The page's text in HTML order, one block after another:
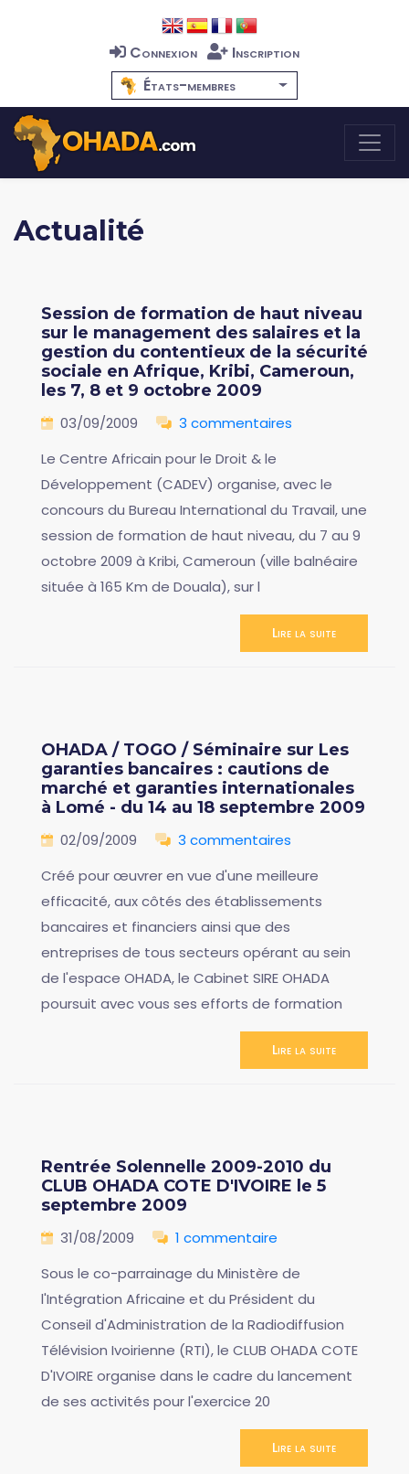
Connexion
Inscription
États-membres
Actualité
Session de formation de haut niveau
sur le management des salaires et la
gestion du contentieux de la sécurité
sociale en Afrique, Kribi, Cameroun,
les 7, 8 et 9 octobre 2009
03/09/2009
3 commentaires
Le Centre Africain pour le Droit & le
Développement (CADEV) organise, avec le
concours du Bureau International du Travail, une
session de formation de haut niveau, du 7 au 9
octobre 2009 à Kribi, Cameroun (ville balnéaire
située à 165 Km de Douala), sur l
Lire la suite
OHADA / TOGO / Séminaire sur Les
garanties bancaires : cautions de
marché et garanties internationales
à Lomé - du 14 au 18 septembre 2009
02/09/2009
3 commentaires
Créé pour œuvrer en vue d'une meilleure
efficacité, aux côtés des établissements
bancaires et financiers ainsi que des
entreprises de tous secteurs opérant au sein
de l'espace OHADA, le Cabinet SIRE OHADA
poursuit avec vous ses efforts de formation
Lire la suite
Rentrée Solennelle 2009-2010 du
CLUB OHADA COTE D'IVOIRE le 5
septembre 2009
31/08/2009
1 commentaire
Sous le co-parrainage du Ministère de
l'Intégration Africaine et du Président du
Conseil d'Administration de la Radiodiffusion
Télévision Ivoirienne (RTI), le CLUB OHADA COTE
D'IVOIRE organise dans le cadre du lancement
de ses activités pour l'exercice 20
Lire la suite